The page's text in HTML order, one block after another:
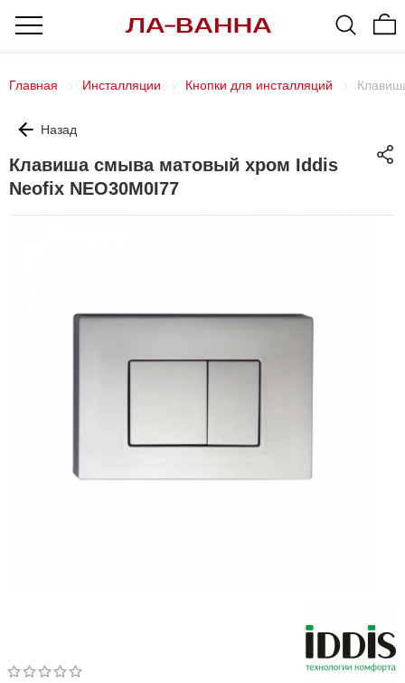
Главная Инсталляции Кнопки для инсталляций
Назад
Клавиша смыва матовый хром Iddis
Neofix NEO30M0I77